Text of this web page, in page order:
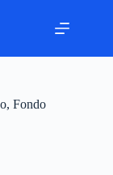
Fondo